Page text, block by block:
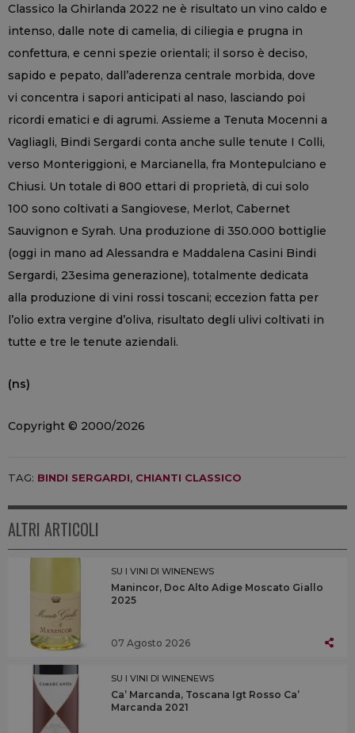
Classico la Ghirlanda 2022 ne è risultato un vino caldo e
intenso, dalle note di camelia, di ciliegia e prugna in
confettura, e cenni spezie orientali; il sorso è deciso,
sapido e pepato, dall’aderenza centrale morbida, dove
vi concentra i sapori anticipati al naso, lasciando poi
ricordi ematici e di agrumi. Assieme a Tenuta Mocenni a
Vagliagli, Bindi Sergardi conta anche sulle tenute I Colli,
verso Monteriggioni, e Marcianella, fra Montepulciano e
Chiusi. Un totale di 800 ettari di proprietà, di cui solo
100 sono coltivati a Sangiovese, Merlot, Cabernet
Sauvignon e Syrah. Una produzione di 350.000 bottiglie
(oggi in mano ad Alessandra e Maddalena Casini Bindi
Sergardi, 23esima generazione), totalmente dedicata
alla produzione di vini rossi toscani; eccezion fatta per
l’olio extra vergine d’oliva, risultato degli ulivi coltivati in
tutte e tre le tenute aziendali.
(ns)
Copyright © 2000/2026
TAG: BINDI SERGARDI, CHIANTI CLASSICO
ALTRI ARTICOLI
SU I VINI DI WINENEWS
Manincor, Doc Alto Adige Moscato Giallo
2025
07 Agosto 2026
SU I VINI DI WINENEWS
Ca’ Marcanda, Toscana Igt Rosso Ca’
Marcanda 2021